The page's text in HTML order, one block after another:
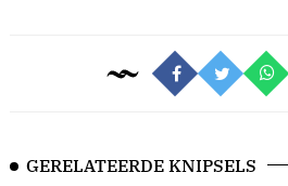
GERELATEERDE KNIPSELS